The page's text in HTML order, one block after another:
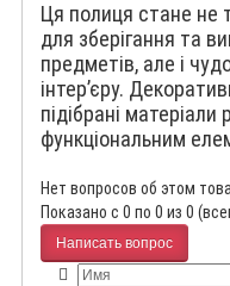
Ця полиця стане не
для зберігання та
предметів, але і
інтер’єру.
підібрані
функціональним
Нет вопросов об этом
Показано с 0 по 0 из 0
Написать вопрос